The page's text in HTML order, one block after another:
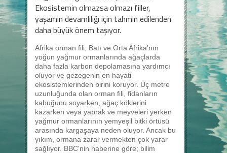
Ekosistemin olmazsa olmazı filler,
yaşamın devamlılığı için tahmin edilenden
daha büyük önem taşıyor.
Afrika orman fili, Batı ve Orta Afrika'nın
yoğun yağmur ormanlarında ağaçlarda
daha fazla karbon depolamasına yardımcı
oluyor ve gezegenin en hayati
ekosistemlerinden birini koruyor. Üç metre
uzunluğunda olan orman fili, fidanların
kabuğunu soyarken, ağaç köklerini
kazarken veya yaprak ve meyveleri yerken
yağmur ormanlarının yemyeşil bitki örtüsü
arasında kargaşaya neden oluyor. Ancak bu
yıkım, ormana zarar vermekten çok yarar
sağlıyor. BBC'nin haberine göre; bilim